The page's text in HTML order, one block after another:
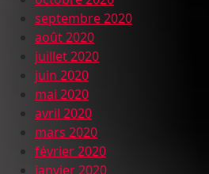
septembre 2020
août 2020
juillet 2020
juin 2020
mai 2020
avril 2020
mars 2020
février 2020
janvier 2020